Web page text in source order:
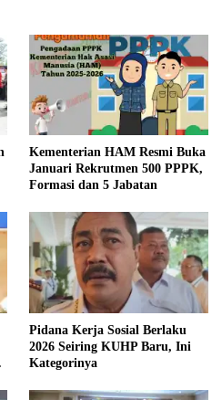
Kementerian HAM Resmi Buka
Januari Rekrutmen 500 PPPK,
Formasi dan 5 Jabatan
Pidana Kerja Sosial Berlaku
2026 Seiring KUHP Baru, Ini
Kategorinya